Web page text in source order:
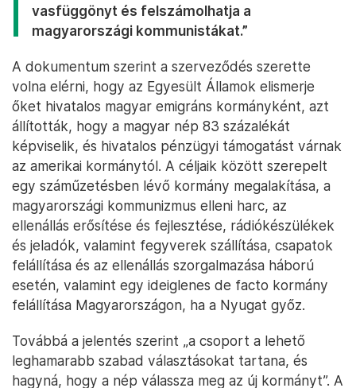
vasfüggönyt és felszámolhatja a
magyarországi kommunistákat.”
A dokumentum szerint a szerveződés szerette
volna elérni, hogy az Egyesült Államok elismerje
őket hivatalos magyar emigráns kormányként, azt
állították, hogy a magyar nép 83 százalékát
képviselik, és hivatalos pénzügyi támogatást várnak
az amerikai kormánytól. A céljaik között szerepelt
egy száműzetésben lévő kormány megalakítása, a
magyarországi kommunizmus elleni harc, az
ellenállás erősítése és fejlesztése, rádiókészülékek
és jeladók, valamint fegyverek szállítása, csapatok
felállítása és az ellenállás szorgalmazása háború
esetén, valamint egy ideiglenes de facto kormány
felállítása Magyarországon, ha a Nyugat győz.
Továbbá a jelentés szerint „a csoport a lehető
leghamarabb szabad választásokat tartana, és
hagyná, hogy a nép válassza meg az új kormányt”. A